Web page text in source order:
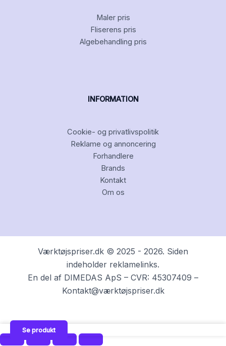
Maler pris
Fliserens pris
Algebehandling pris
INFORMATION
Cookie- og privatlivspolitik
Reklame og annoncering
Forhandlere
Brands
Kontakt
Om os
Værktøjspriser.dk © 2025 - 2026. Siden
indeholder reklamelinks.
En del af DIMEDAS ApS – CVR: 45307409 –
Kontakt@værktøjspriser.dk
Se produkt